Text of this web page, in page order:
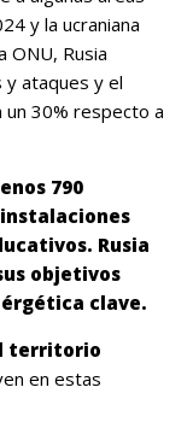
y la ucraniana
ONU, Rusia
ataques y el
un 30% respecto a
790
Rusia
objetivos
clave.
territorio
en estas